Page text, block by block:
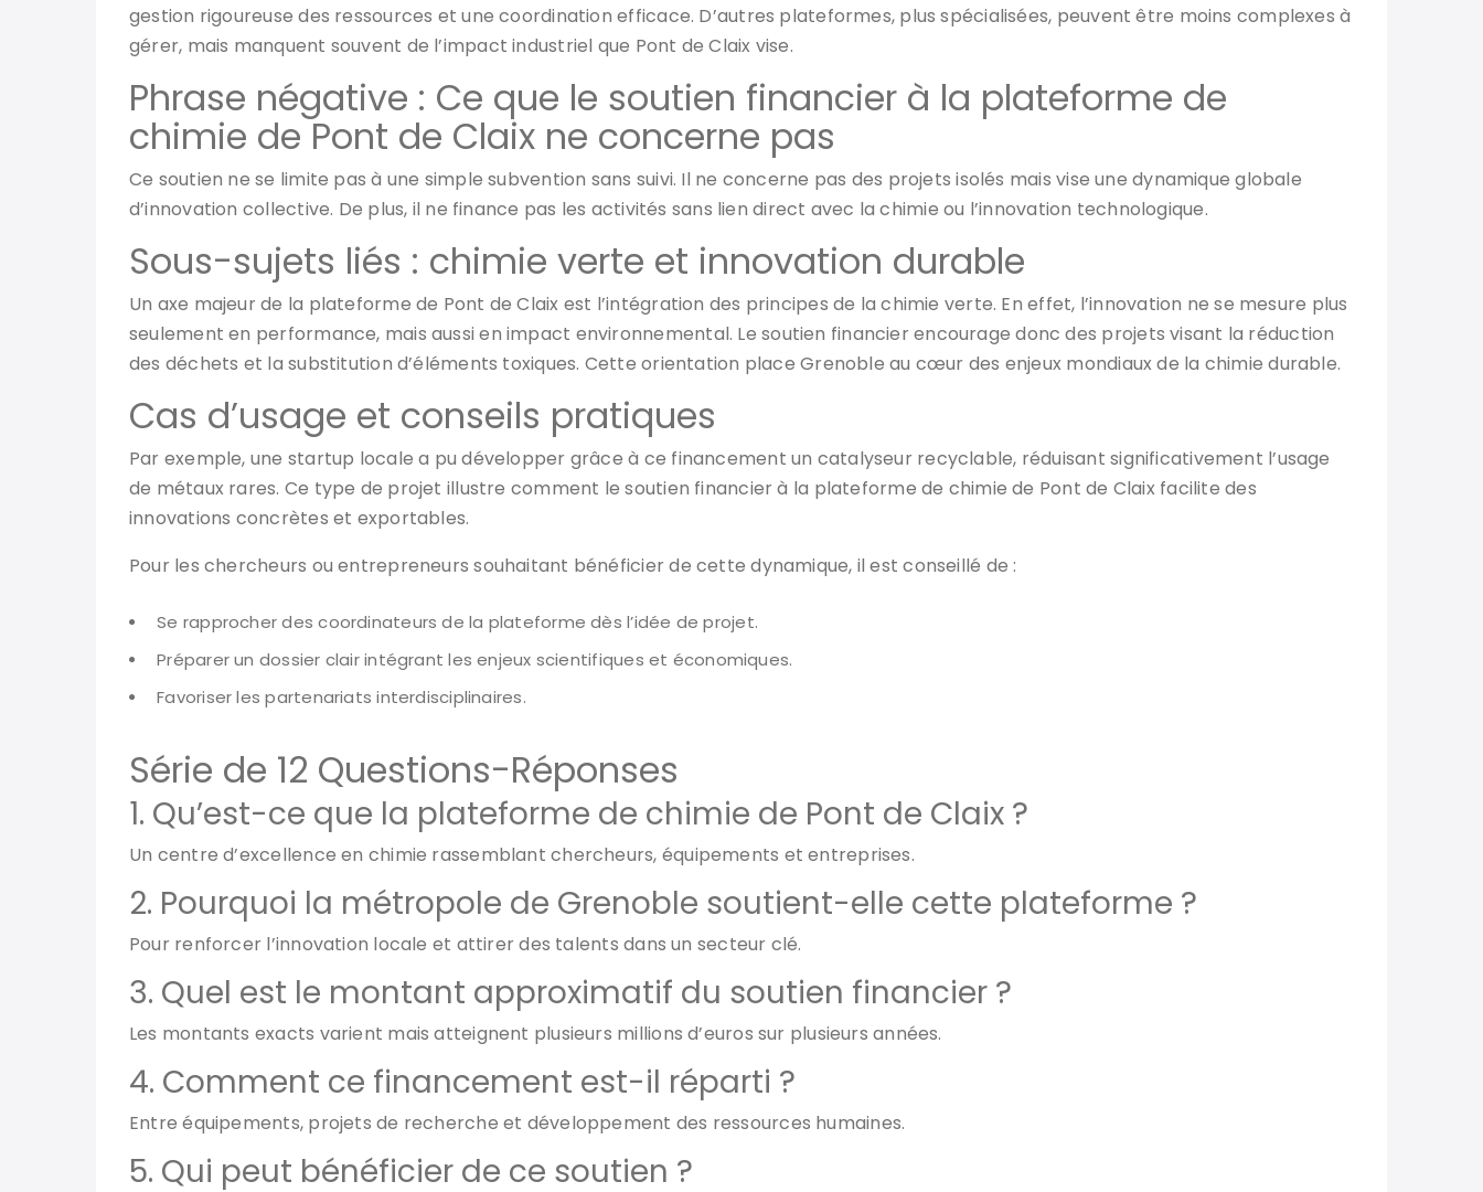
gestion rigoureuse des ressources et une coordination efficace. D’autres plateformes, plus spécialisées, peuvent être moins complexes à
gérer, mais manquent souvent de l’impact industriel que Pont de Claix vise.
Phrase négative : Ce que le soutien financier à la plateforme de
chimie de Pont de Claix ne concerne pas
Ce soutien ne se limite pas à une simple subvention sans suivi. Il ne concerne pas des projets isolés mais vise une dynamique globale
d’innovation collective. De plus, il ne finance pas les activités sans lien direct avec la chimie ou l’innovation technologique.
Sous-sujets liés : chimie verte et innovation durable
Un axe majeur de la plateforme de Pont de Claix est l’intégration des principes de la chimie verte. En effet, l’innovation ne se mesure plus
seulement en performance, mais aussi en impact environnemental. Le soutien financier encourage donc des projets visant la réduction
des déchets et la substitution d’éléments toxiques. Cette orientation place Grenoble au cœur des enjeux mondiaux de la chimie durable.
Cas d’usage et conseils pratiques
Par exemple, une startup locale a pu développer grâce à ce financement un catalyseur recyclable, réduisant significativement l’usage
de métaux rares. Ce type de projet illustre comment le soutien financier à la plateforme de chimie de Pont de Claix facilite des
innovations concrètes et exportables.
Pour les chercheurs ou entrepreneurs souhaitant bénéficier de cette dynamique, il est conseillé de :
Se rapprocher des coordinateurs de la plateforme dès l’idée de projet.
Préparer un dossier clair intégrant les enjeux scientifiques et économiques.
Favoriser les partenariats interdisciplinaires.
Série de 12 Questions-Réponses
1. Qu’est-ce que la plateforme de chimie de Pont de Claix ?
Un centre d’excellence en chimie rassemblant chercheurs, équipements et entreprises.
2. Pourquoi la métropole de Grenoble soutient-elle cette plateforme ?
Pour renforcer l’innovation locale et attirer des talents dans un secteur clé.
3. Quel est le montant approximatif du soutien financier ?
Les montants exacts varient mais atteignent plusieurs millions d’euros sur plusieurs années.
4. Comment ce financement est-il réparti ?
Entre équipements, projets de recherche et développement des ressources humaines.
5. Qui peut bénéficier de ce soutien ?